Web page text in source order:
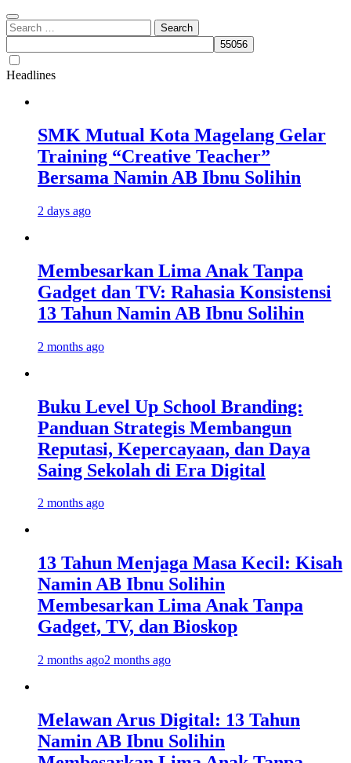
Search
for:
Headlines
SMK Mutual Kota Magelang Gelar
Training “Creative Teacher”
Bersama Namin AB Ibnu Solihin
2 days ago
Membesarkan Lima Anak Tanpa
Gadget dan TV: Rahasia Konsistensi
13 Tahun Namin AB Ibnu Solihin
2 months ago
Buku Level Up School Branding:
Panduan Strategis Membangun
Reputasi, Kepercayaan, dan Daya
Saing Sekolah di Era Digital
2 months ago
13 Tahun Menjaga Masa Kecil: Kisah
Namin AB Ibnu Solihin
Membesarkan Lima Anak Tanpa
Gadget, TV, dan Bioskop
2 months ago2 months ago
Melawan Arus Digital: 13 Tahun
Namin AB Ibnu Solihin